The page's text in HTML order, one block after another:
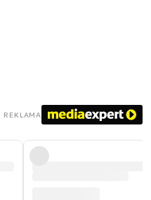
REKLAMA